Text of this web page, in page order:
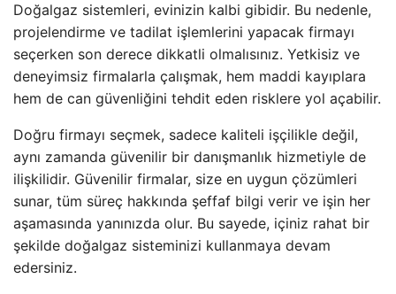
Doğalgaz sistemleri, evinizin kalbi gibidir. Bu nedenle,
projelendirme ve tadilat işlemlerini yapacak firmayı
seçerken son derece dikkatli olmalısınız. Yetkisiz ve
deneyimsiz firmalarla çalışmak, hem maddi kayıplara
hem de can güvenliğini tehdit eden risklere yol açabilir.
Doğru firmayı seçmek, sadece kaliteli işçilikle değil,
aynı zamanda güvenilir bir danışmanlık hizmetiyle de
ilişkilidir. Güvenilir firmalar, size en uygun çözümleri
sunar, tüm süreç hakkında şeffaf bilgi verir ve işin her
aşamasında yanınızda olur. Bu sayede, içiniz rahat bir
şekilde doğalgaz sisteminizi kullanmaya devam
edersiniz.